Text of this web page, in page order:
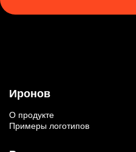
Иронов
О продукте
Примеры логотипов